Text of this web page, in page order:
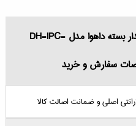
مشخصات فنی قیمت دوربین مدار بسته داهوا مدل DH-IPC-
اصلی و ضمانت اصالت کالا